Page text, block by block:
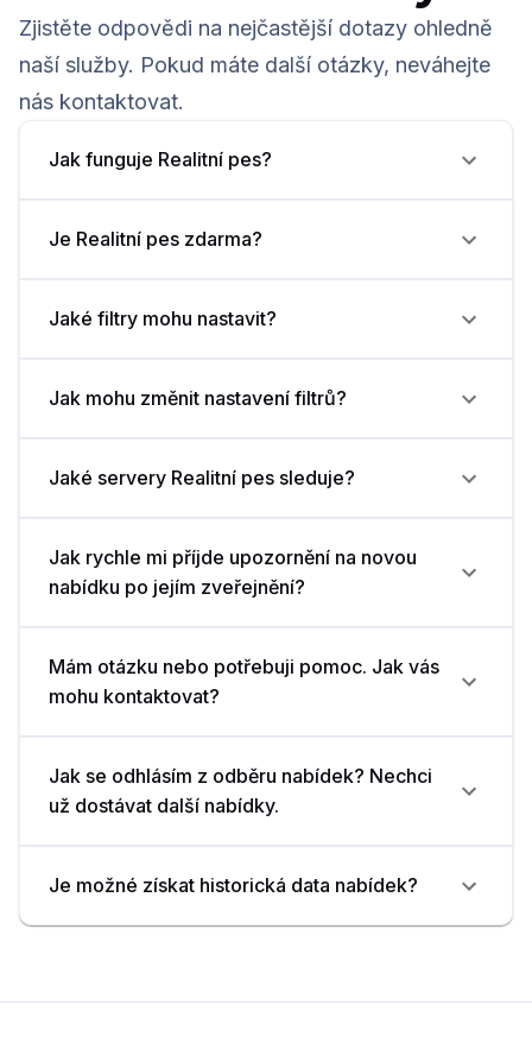
Zjistěte odpovědi na nejčastější dotazy ohledně
naší služby. Pokud máte další otázky, neváhejte
nás kontaktovat.
Jak funguje Realitní pes?
Je Realitní pes zdarma?
Jaké filtry mohu nastavit?
Jak mohu změnit nastavení filtrů?
Jaké servery Realitní pes sleduje?
Jak rychle mi příjde upozornění na novou
nabídku po jejím zveřejnění?
Mám otázku nebo potřebuji pomoc. Jak vás
mohu kontaktovat?
Jak se odhlásím z odběru nabídek? Nechci
už dostávat další nabídky.
Je možné získat historická data nabídek?